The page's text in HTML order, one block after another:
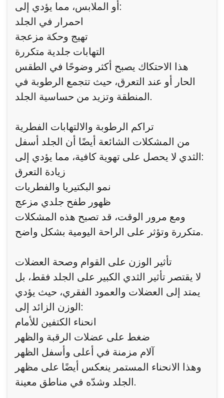
أو الملابس، مما يؤدي إلى:
احمرار في الجلد
تهيج وحكة مزعجة
التهابات جلدية متكررة
هذا الاحتكاك يصبح أكثر وضوحًا في الطقس
الحار أو عند التعرق، حيث تتجمع الرطوبة في
المنطقة وتزيد من حساسية الجلد.
تراكم الرطوبة والالتهابات الفطرية
من المشكلات الشائعة أيضًا أن الجلد أسفل
الثدي لا يحصل على تهوية كافية، مما يؤدي إلى:
زيادة التعرق
نمو البكتيريا والفطريات
ظهور طفح جلدي مزعج
ومع مرور الوقت، قد تصبح هذه المشكلات
متكررة وتؤثر على الراحة اليومية بشكل واضح.
تأثير الوزن على القوام وصحة العضلات
لا يقتصر تأثير الثدي الكبير على الجلد فقط، بل
يمتد إلى العضلات والعمود الفقري، حيث يؤدي
الوزن الزائد إلى:
انحناء الكتفين للأمام
ضغط على عضلات الرقبة والظهر
آلام مزمنة في أعلى وأسفل الظهر
وهذا الانحناء المستمر ينعكس أيضًا على مظهر
الجلد وشدّه في مناطق معينة.